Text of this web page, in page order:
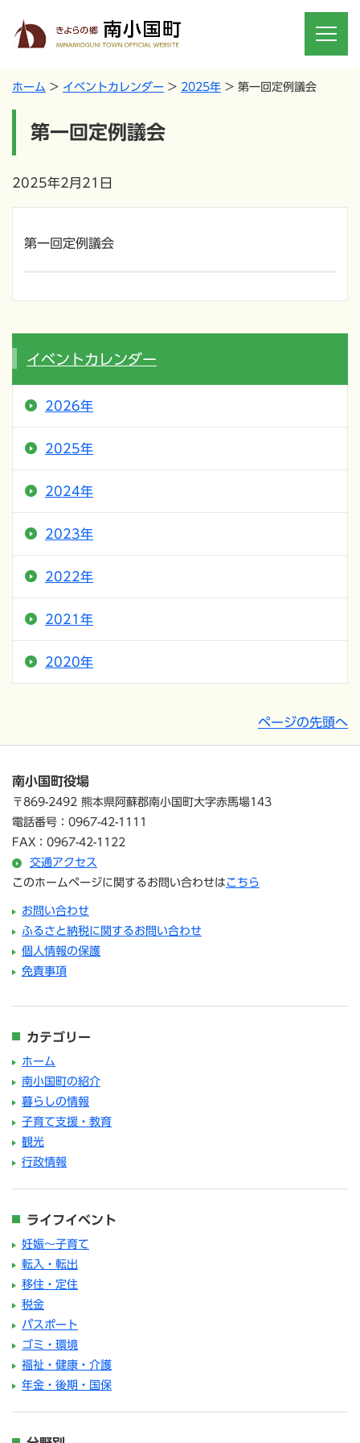
ホーム イベントカレンダー 2025年 第一回定例議会
第一回定例議会
2025年2月21日
第一回定例議会
イベントカレンダー
2026年
2025年
2024年
2023年
2022年
2021年
2020年
ページの先頭へ
南小国町役場
〒869-2492 熊本県阿蘇郡南小国町大字赤馬場143
電話番号：0967-42-1111
FAX：0967-42-1122
交通アクセス
このホームページに関するお問い合わせは こちら
お問い合わせ
ふるさと納税に関するお問い合わせ
個人情報の保護
免責事項
カテゴリー
ホーム
南小国町の紹介
暮らしの情報
子育て支援・教育
観光
行政情報
ライフイベント
妊娠～子育て
転入・転出
移住・定住
税金
パスポート
ゴミ・環境
福祉・健康・介護
年金・後期・国保